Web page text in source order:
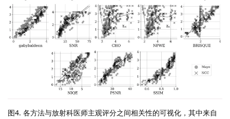
图4. 各方法与放射科医师主观评分之间相关性的可视化，其中来自